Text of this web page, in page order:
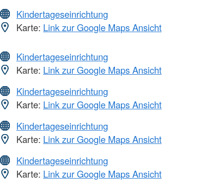
Kindertageseinrichtung
Karte: Link zur Google Maps Ansicht
Kindertageseinrichtung
Karte: Link zur Google Maps Ansicht
Kindertageseinrichtung
Karte: Link zur Google Maps Ansicht
Kindertageseinrichtung
Karte: Link zur Google Maps Ansicht
Kindertageseinrichtung
Karte: Link zur Google Maps Ansicht